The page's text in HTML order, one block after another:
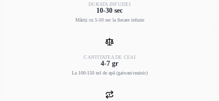
DURATA INFUZIEI
10-30 sec
Măriți cu 5-10 sec la fiecare infuzie
CANTITATEA DE CEAI
4-7 gr
La 100-150 ml de apă (gaiwan/ceainic)